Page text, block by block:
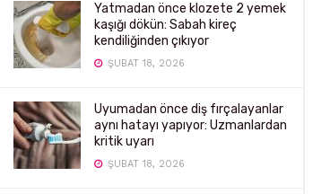
Yatmadan önce klozete 2 yemek
kaşığı dökün: Sabah kireç
kendiliğinden çıkıyor
ŞUBAT 18, 2026
Uyumadan önce diş fırçalayanlar
aynı hatayı yapıyor: Uzmanlardan
kritik uyarı
ŞUBAT 18, 2026